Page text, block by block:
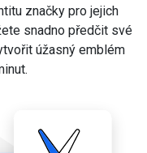
značky pro jejich
snadno předčit své
úžasný emblém